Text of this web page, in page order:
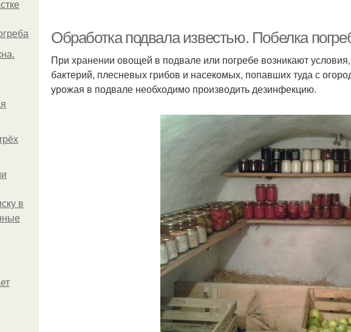
в
Обработка подвала известью. Побелка
При хранении овощей в подвале или погребе возникают
бактерий, плесневых грибов и насекомых, попавших туда с
урожая в подвале необходимо производить дезинфекцию.